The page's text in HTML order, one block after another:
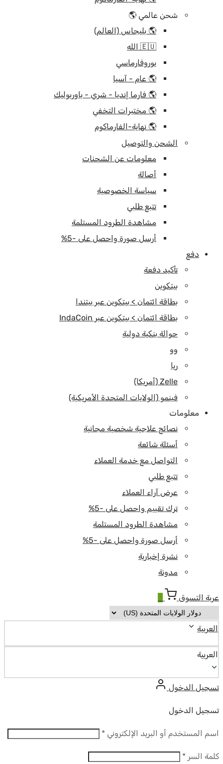
شحن عالمي 🌎
🌎 بليجاس (العالم)
🇪🇺 الله
يوروفارماسي
🌎 عام - آسيا
🌎 فارما إنديا - شري - باوربوليك
🌎 مختبرات التخفي
🌎 نهاية-الفارماكوم
الشحن والتوصيل
معلومات عن الشحنات
أصالة
سياسة الخصوصية
تتبع طلبي
مشاهدة الطرود المستلمة
أرسل صورة واحصل على -5%
دفع
تأكيد دفعة
بيتكوين
بطاقة ائتمان > بيتكوين عبر بيتندا
بطاقة ائتمان > بيتكوين عبر IndaCoin
حوالة بنكية دولية
وو
ريا
Zelle (أمريكا)
فينمو (الولايات المتحدة الأمريكية)
معلومات
نصائح علاجية شخصية مجانية
أسئلة شائعة
التواصل مع خدمة العملاء
تتبع طلبي
عرض آراء العملاء
ترك تقييم واحصل على -5%
مشاهدة الطرود المستلمة
أرسل صورة واحصل على -5%
نشرة إخبارية
مدونة
عربة التسوق
العربية
العربية
تسجيل الدخول
تسجيل الدخول
اسم المستخدم أو البريد الإلكتروني *
كلمة السر *